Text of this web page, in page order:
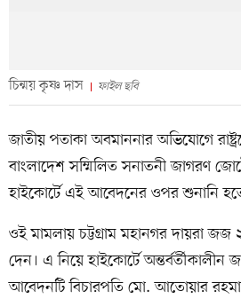
চিন্ময় কৃষ্ণ দাস ফাইল ছবি
জাতীয় পতাকা অবমাননার অভিযোগে
বাংলাদেশ সম্মিলিত সনাতনী জাগরণ
হাইকোর্টে এই আবেদনের ওপর শুনানি
ওই মামলায় চট্টগ্রাম মহানগর দায়রা
দেন। এ নিয়ে হাইকোর্টে
আবেদনটি বিচারপতি মো. আতোয়ার